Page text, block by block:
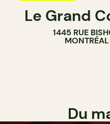
Le Grand
1445 RUE
MONTRÉAL
Du